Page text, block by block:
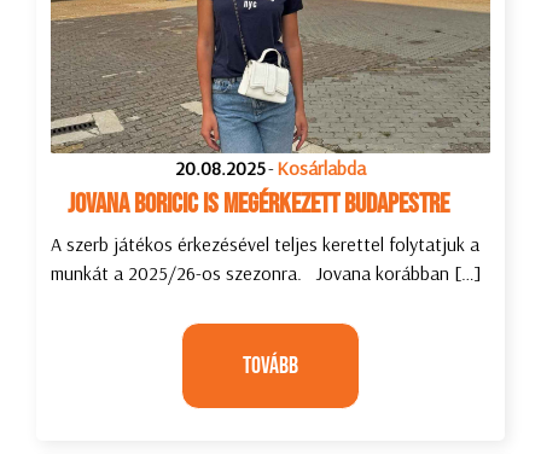
20.08.2025-Kosárlabda
Jovana Boricic is megérkezett Budapestre
A szerb játékos érkezésével teljes kerettel folytatjuk a
munkát a 2025/26-os szezonra. Jovana korábban […]
Tovább